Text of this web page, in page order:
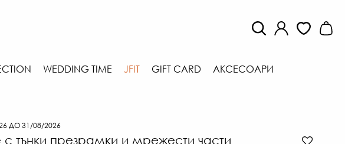
WEDDING TIME JFIT GIFT CARD АКСЕСОАРИ
ДО 31/08/2026
с тънки презрамки и мрежести части